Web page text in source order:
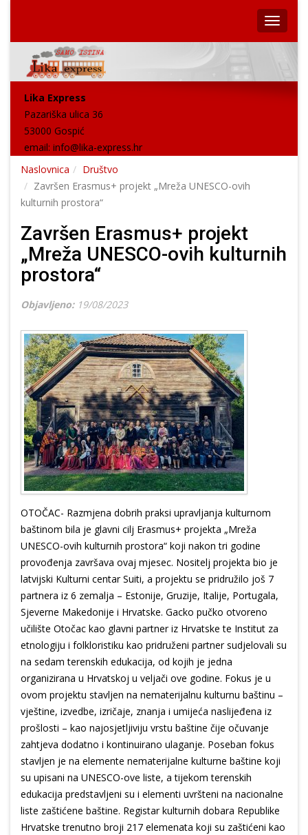
Lika Express
Pazariška ulica 36
53000 Gospić
email: info@lika-express.hr
Naslovnica
Društvo
Završen Erasmus+ projekt „Mreža UNESCO-ovih
kulturnih prostora“
Završen Erasmus+ projekt
„Mreža UNESCO-ovih kulturnih
prostora“
Objavljeno: 19/08/2023
OTOČAC- Razmjena dobrih praksi upravljanja kulturnom
baštinom bila je glavni cilj Erasmus+ projekta „Mreža
UNESCO-ovih kulturnih prostora“ koji nakon tri godine
provođenja završava ovaj mjesec. Nositelj projekta bio je
latvijski Kulturni centar Suiti, a projektu se pridružilo još 7
partnera iz 6 zemalja – Estonije, Gruzije, Italije, Portugala,
Sjeverne Makedonije i Hrvatske. Gacko pučko otvoreno
učilište Otočac kao glavni partner iz Hrvatske te Institut za
etnologiju i folkloristiku kao pridruženi partner sudjelovali su
na sedam terenskih edukacija, od kojih je jedna
organizirana u Hrvatskoj u veljači ove godine. Fokus je u
ovom projektu stavljen na nematerijalnu kulturnu baštinu –
vještine, izvedbe, izričaje, znanja i umijeća naslijeđena iz
prošlosti – kao najosjetljiviju vrstu baštine čije očuvanje
zahtjeva dodatno i kontinuirano ulaganje. Poseban fokus
stavljen je na elemente nematerijalne kulturne baštine koji
su upisani na UNESCO-ove liste, a tijekom terenskih
edukacija predstavljeni su i elementi uvršteni na nacionalne
liste zaštićene baštine. Registar kulturnih dobara Republike
Hrvatske trenutno broji 217 elemenata koji su zaštićeni kao